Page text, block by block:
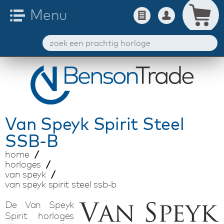
Van SpeykSpirit Steel
SSB-B
home
horloges
van speyk
van speyk spirit steel ssb-b
De Van Speyk
Spirit horloges